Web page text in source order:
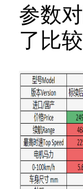
参数
了比较